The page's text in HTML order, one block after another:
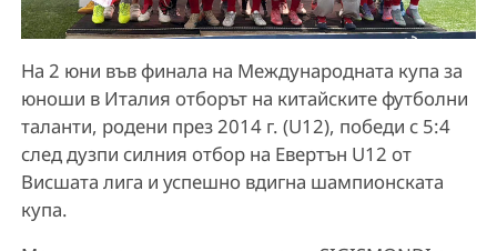
На 2 юни във финала на Международната купа за
юноши в Италия отборът на китайските футболни
таланти, родени през 2014 г. (U12), победи с 5:4
след дузпи силния отбор на Евертън U12 от
Висшата лига и успешно вдигна шампионската
купа.